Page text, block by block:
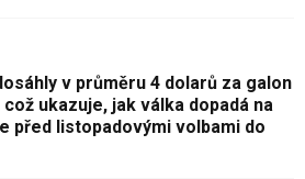
v průměru 4 dolarů za galon
ukazuje, jak válka dopadá na
před listopadovými volbami do